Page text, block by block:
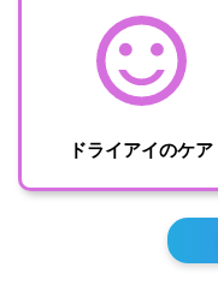
ドライアイのケア